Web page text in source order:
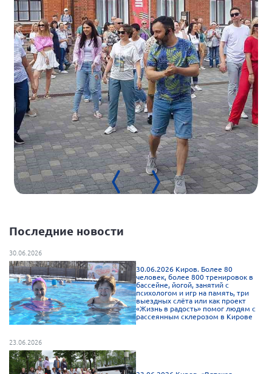
Письма и официальные ответы
Нормативно-правовые документы
Методическая литература для НКО
Публичные отчеты
Исследования, аналитика, мнения
Всероссийская онлайн конференция
"Рассеянный склероз. XX лет работы
ОООИБРС" (25-29.08.2020)
Всероссийская конференция-тренинг
"Рассеянный склероз: новые реалии" (26-
29.05.2022)
Общероссийская РС
Алтайский край
Архангельская область
Брянская область
Волгоградская область
Последние новости
30.06.2026
30.06.2026 Киров. Более 80
человек, более 800 тренировок в
бассейне, йогой, занятий с
психологом и игр на память, три
выездных слёта или как проект
«Жизнь в радость» помог людям с
рассеянным склерозом в Кирове
23.06.2026